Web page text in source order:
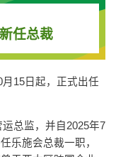
任总裁
月15日起，正式出任
总监，并自2025年7
乐施会总裁一职，